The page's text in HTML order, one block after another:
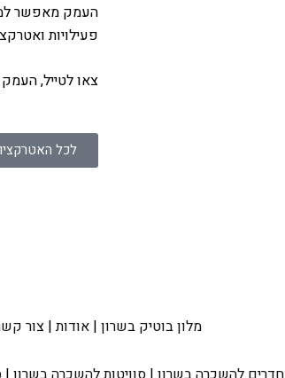
העמק מאפשר
פעילויות
צאו לטייל,
לכל
מלון בוטיק בשרון | אודות| צור